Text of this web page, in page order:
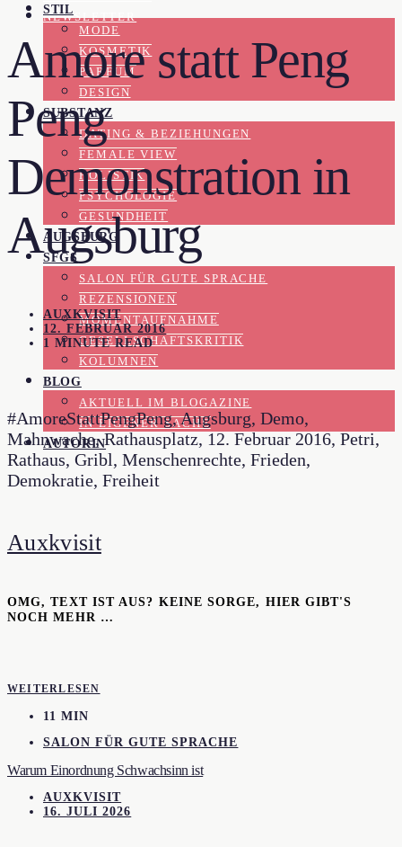
NEWSLETTER
STIL
MODE
KOSMETIK
PARFUM
DESIGN
SUBSTANZ
DATING & BEZIEHUNGEN
FEMALE VIEW
HOLISTIK
PSYCHOLOGIE
GESUNDHEIT
AUGSBURG
SFGS
SALON FÜR GUTE SPRACHE
REZENSIONEN
MOMENTAUFNAHME
GESELLSCHAFTSKRITIK
KOLUMNEN
BLOG
AKTUELL IM BLOGAZINE
IN EIGENER SACHE
AUTORIN
Amore statt Peng
Peng
Demonstration in
Augsburg
AUXKVISIT
12. FEBRUAR 2016
1 MINUTE READ
#AmoreStattPengPeng, Augsburg, Demo,
Mahnwache, Rathausplatz, 12. Februar 2016, Petri,
Rathaus, Gribl, Menschenrechte, Frieden,
Demokratie, Freiheit
Auxkvisit
OMG, TEXT IST AUS? KEINE SORGE, HIER GIBT'S
NOCH MEHR …
WEITERLESEN
11 MIN
SALON FÜR GUTE SPRACHE
Warum Einordnung Schwachsinn ist
AUXKVISIT
16. JULI 2026